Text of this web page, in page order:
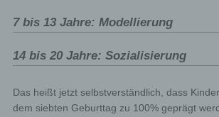
7 bis 13 Jahre: Modellierung
14 bis 20 Jahre: Sozialisierung
Das heißt jetzt selbstverständlich, dass
dem siebten Geburttag zu 100% geprägt